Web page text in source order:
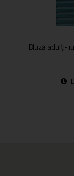
Bluză adulți-